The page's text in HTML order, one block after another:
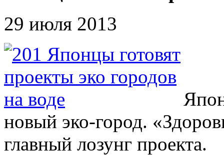
29 июля 2013
новый эко-город.
главный лозунг проекта.